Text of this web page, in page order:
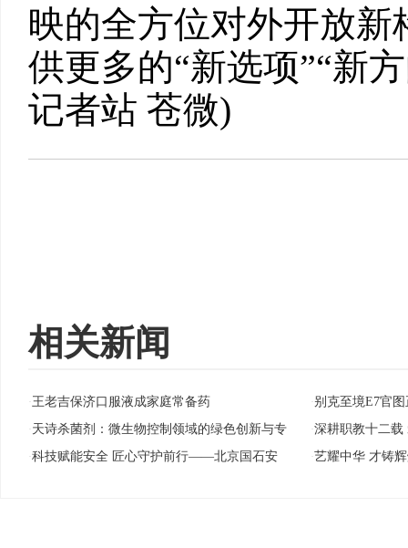
映的全方位对外开放
供更多的“新选项”“新
记者站 苍微)
相关新闻
·王老吉保济口服液成家庭常备药 ·别克至境E7官
·天诗杀菌剂：微生物控制领域的绿色创新与专 ·深耕职教十二载
·科技赋能安全 匠心守护前行——北京国石安 ·艺耀中华 才铸